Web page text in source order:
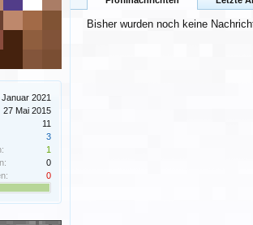
Januar 2021
27 Mai 2015
11
3
1
0
0
Bisher wurden noch keine